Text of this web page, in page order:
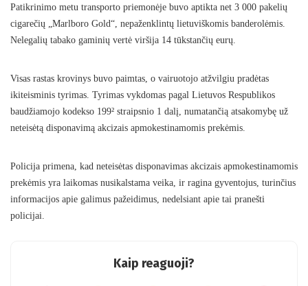
Patikrinimo metu transporto priemonėje buvo aptikta net 3 000 pakelių
cigarečių „Marlboro Gold“, nepaženklintų lietuviškomis banderolėmis.
Nelegalių tabako gaminių vertė viršija 14 tūkstančių eurų.
Visas rastas krovinys buvo paimtas, o vairuotojo atžvilgiu pradėtas
ikiteisminis tyrimas. Tyrimas vykdomas pagal Lietuvos Respublikos
baudžiamojo kodekso 199² straipsnio 1 dalį, numatančią atsakomybę už
neteisėtą disponavimą akcizais apmokestinamomis prekėmis.
Policija primena, kad neteisėtas disponavimas akcizais apmokestinamomis
prekėmis yra laikomas nusikalstama veika, ir ragina gyventojus, turinčius
informacijos apie galimus pažeidimus, nedelsiant apie tai pranešti
policijai.
Kaip reaguoji?